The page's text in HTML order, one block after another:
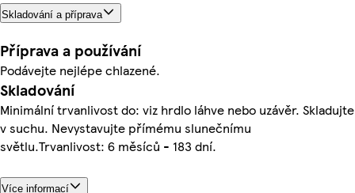
Skladování a příprava
Příprava a používání
Podávejte nejlépe chlazené.
Skladování
Minimální trvanlivost do: viz hrdlo láhve nebo uzávěr. Skladujte
v suchu. Nevystavujte přímému slunečnímu
světlu.Trvanlivost: 6 měsíců - 183 dní.
Více informací